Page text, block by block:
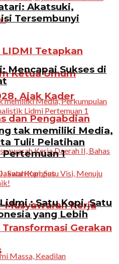
Tetapkan
Ketua Umum
Ajak Kader
dan Pengabdian
Musyawarah Kerja
Gerakan
Akatsuki,
Tersembunyi
Mencapai Sukses di
tak memiliki Media,
Tuli! Pelatihan
1
: Satu Kopi, Satu
yang Lebih